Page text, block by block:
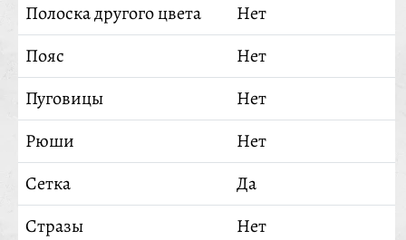
Полоска другого цвета
Нет
Пояс
Нет
Пуговицы
Нет
Рюши
Нет
Сетка
Да
Стразы
Нет